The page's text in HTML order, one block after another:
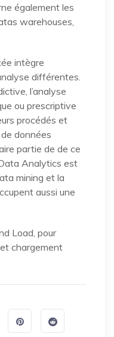
également les
warehouses,
intègre
différentes.
l’analyse
ou prescriptive
procédés et
données
partie de de ce
Analytics est
mining et la
aussi une
Load, pour
chargement